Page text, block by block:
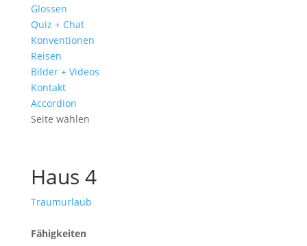
Glossen
Quiz + Chat
Konventionen
Reisen
Bilder + Videos
Kontakt
Accordion
Seite wählen
Haus 4
Traumurlaub
Fähigkeiten